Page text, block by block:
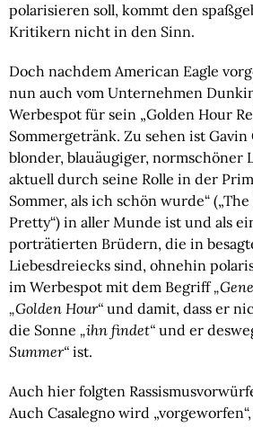
polarisieren soll, kommt den
Kritikern nicht in den Sinn.
Doch nachdem American Eagle
nun auch vom Unternehmen
Werbespot für sein „Golden Hour
Sommergetränk. Zu sehen ist Gavin
blonder, blauäugiger, normschöner
aktuell durch seine Rolle in der
Sommer, als ich schön wurde“
Pretty“) in aller Munde ist und als
porträtierten Brüdern, die in
Liebesdreiecks sind, ohnehin
im Werbespot mit dem Begriff
„Golden Hour“ und damit, dass er
die Sonne „ihn findet“ und er
Summer“ ist.
Auch hier folgten
Auch Casalegno wird